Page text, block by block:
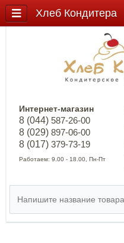
Интернет-магазин
8 (044) 587-26-00
8 (029) 897-06-00
8 (017) 379-73-19
Работаем: 9.00 - 18.00, Пн-Пт
Хлеб Кондитера